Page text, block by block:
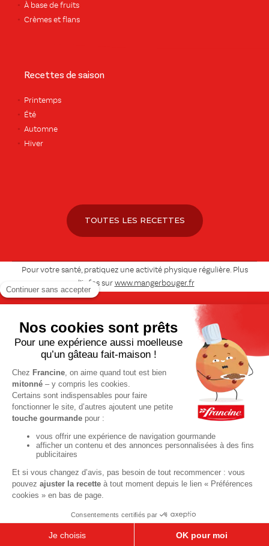
À base de fruits
Crèmes et flans
Recettes de saison
Printemps
Été
Automne
Hiver
TOUTES LES RECETTES
Pour votre santé, pratiquez une activité physique régulière. Plus
d’infos sur www.mangerbouger.fr